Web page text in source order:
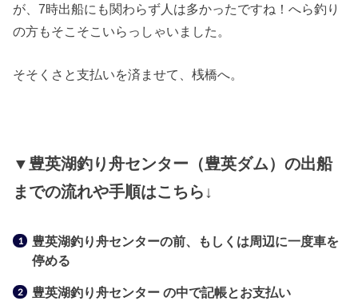
が、7時出船にも関わらず人は多かったですね！へら釣り
の方もそこそこいらっしゃいました。
そそくさと支払いを済ませて、桟橋へ。
▼豊英湖釣り舟センター（豊英ダム）の出船
までの流れや手順はこちら↓
豊英湖釣り舟センターの前、もしくは周辺に一度車を
停める
豊英湖釣り舟センター の中で記帳とお支払い